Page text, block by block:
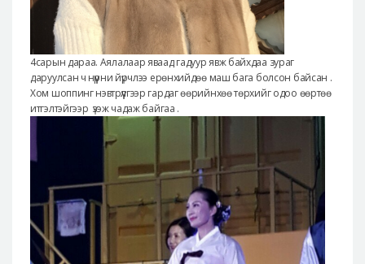
4сарын дараа. Аялалаар яваад гадуур явж байхдаа зураг
даруулсан ч нүүрни йүрчлээ ерөнхийдөө маш бага болсон байсан .
Хом шоппинг нэвтрүүлгээр гардаг өөрийнхөө төрхийг одоо өөртөө
итгэлтэйгээр үзэж чадаж байгаа .